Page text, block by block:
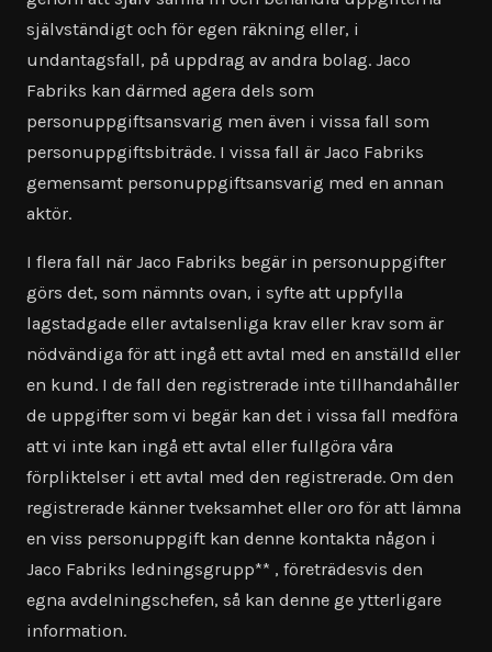
självständigt och för egen räkning eller, i
undantagsfall, på uppdrag av andra bolag. Jaco
Fabriks kan därmed agera dels som
personuppgiftsansvarig men även i vissa fall som
personuppgiftsbiträde. I vissa fall är Jaco Fabriks
gemensamt personuppgiftsansvarig med en annan
aktör.
I flera fall när Jaco Fabriks begär in personuppgifter
görs det, som nämnts ovan, i syfte att uppfylla
lagstadgade eller avtalsenliga krav eller krav som är
nödvändiga för att ingå ett avtal med en anställd eller
en kund. I de fall den registrerade inte tillhandahåller
de uppgifter som vi begär kan det i vissa fall medföra
att vi inte kan ingå ett avtal eller fullgöra våra
förpliktelser i ett avtal med den registrerade. Om den
registrerade känner tveksamhet eller oro för att lämna
en viss personuppgift kan denne kontakta någon i
Jaco Fabriks ledningsgrupp** , företrädesvis den
egna avdelningschefen, så kan denne ge ytterligare
information.